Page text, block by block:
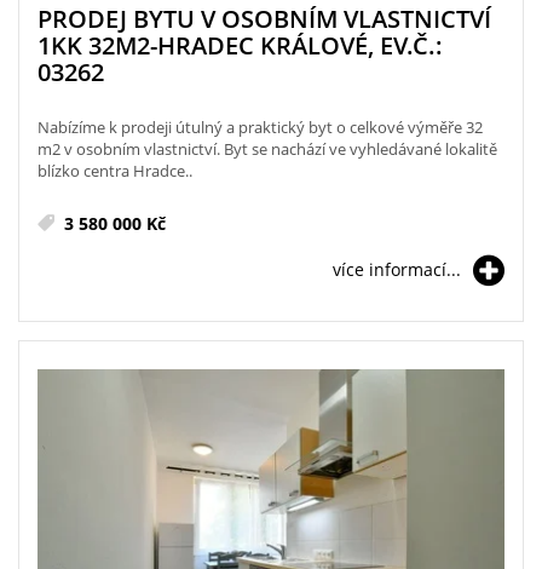
PRODEJ BYTU V OSOBNÍM VLASTNICTVÍ
1KK 32M2-HRADEC KRÁLOVÉ, EV.Č.:
03262
Nabízíme k prodeji útulný a praktický byt o celkové výměře 32
m2 v osobním vlastnictví. Byt se nachází ve vyhledávané lokalitě
blízko centra Hradce..
3 580 000 Kč
více informací...